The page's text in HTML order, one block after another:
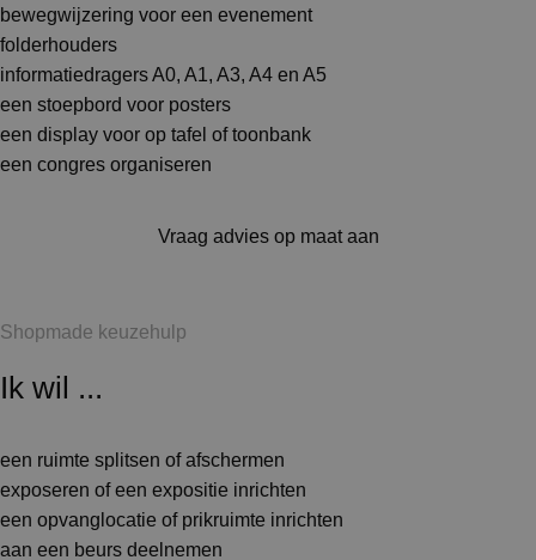
bewegwijzering voor een evenement
folderhouders
informatiedragers A0, A1, A3, A4 en A5
een stoepbord voor posters
een display voor op tafel of toonbank
een congres organiseren
Vraag advies op maat aan
Shopmade keuzehulp
Ik wil ...
een ruimte splitsen of afschermen
exposeren of een expositie inrichten
een opvanglocatie of prikruimte inrichten
aan een beurs deelnemen